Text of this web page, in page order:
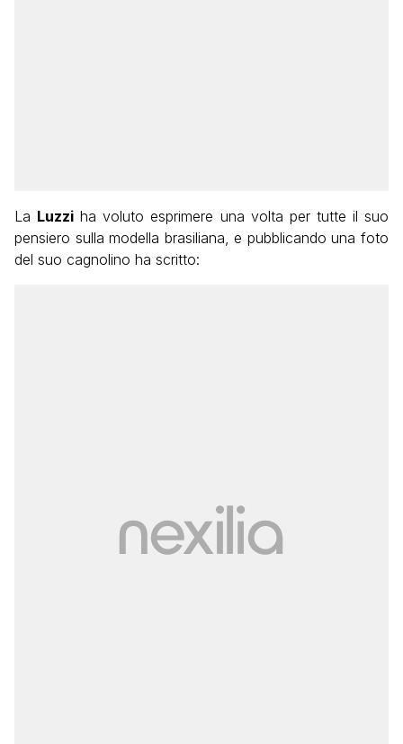
La Luzzi ha voluto esprimere una volta per tutte il suo
pensiero sulla modella brasiliana, e pubblicando una foto
del suo cagnolino ha scritto: